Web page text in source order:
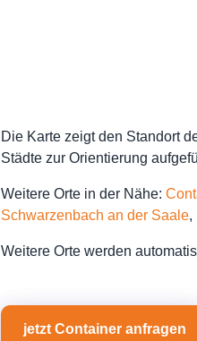
Die Karte zeigt den Standort
Städte zur Orientierung
Weitere Orte in der Nähe:
Schwarzenbach an der Saale,
Weitere Orte werden
jetzt Container anfragen